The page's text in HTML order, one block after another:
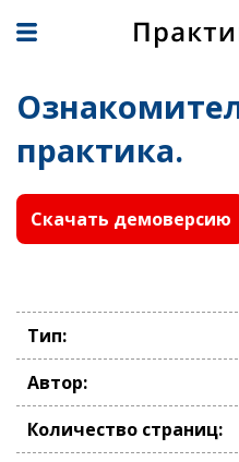
практика.
Скачать демоверсию
Тип:
Автор:
Количество страниц: